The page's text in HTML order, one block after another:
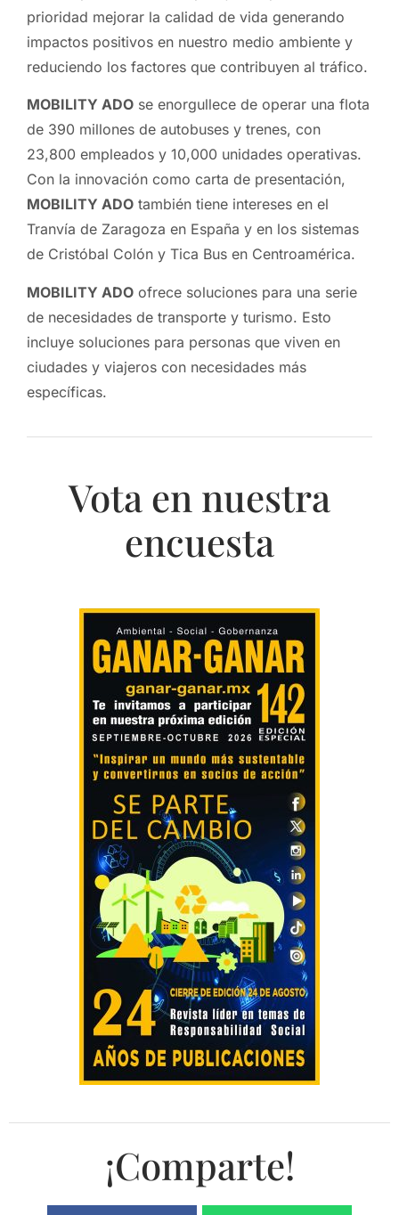
prioridad mejorar la calidad de vida generando
impactos positivos en nuestro medio ambiente y
reduciendo los factores que contribuyen al tráfico.
MOBILITY ADO se enorgullece de operar una flota
de 390 millones de autobuses y trenes, con
23,800 empleados y 10,000 unidades operativas.
Con la innovación como carta de presentación,
MOBILITY ADO también tiene intereses en el
Tranvía de Zaragoza en España y en los sistemas
de Cristóbal Colón y Tica Bus en Centroamérica.
MOBILITY ADO ofrece soluciones para una serie
de necesidades de transporte y turismo. Esto
incluye soluciones para personas que viven en
ciudades y viajeros con necesidades más
específicas.
Vota en nuestra
encuesta
¡Comparte!